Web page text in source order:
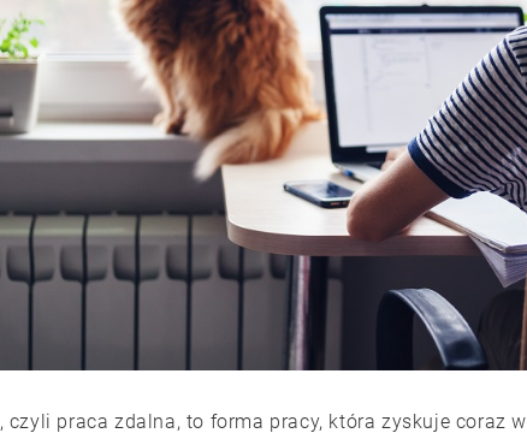
czyli praca zdalna, to forma pracy, która zyskuje coraz